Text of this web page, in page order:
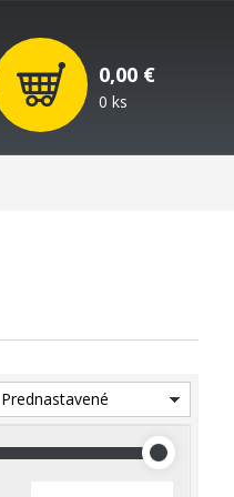
0,00 €
0 ks
Prednastavené